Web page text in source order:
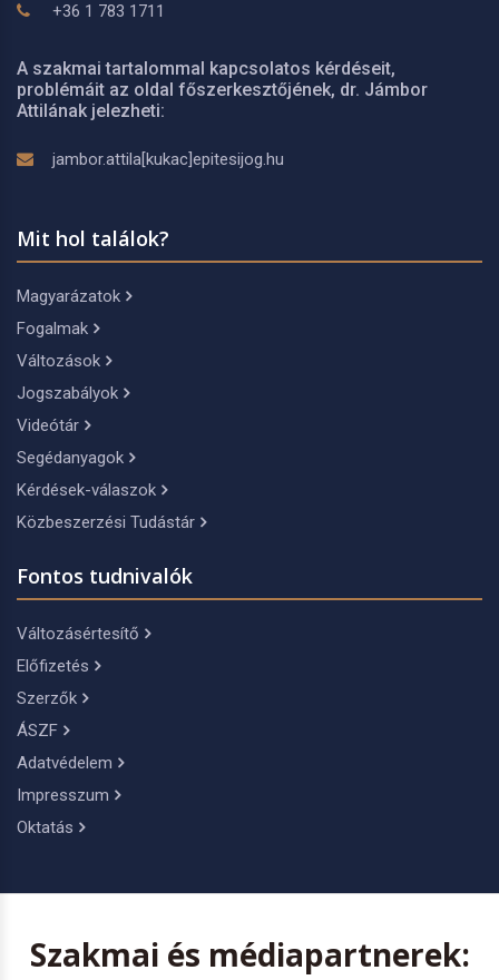
+36 1 783 1711
A szakmai tartalommal kapcsolatos kérdéseit,
problémáit az oldal főszerkesztőjének, dr. Jámbor
Attilának jelezheti:
jambor.attila[kukac]epitesijog.hu
Mit hol találok?
Magyarázatok
Fogalmak
Változások
Jogszabályok
Videótár
Segédanyagok
Kérdések-válaszok
Közbeszerzési Tudástár
Fontos tudnivalók
Változásértesítő
Előfizetés
Szerzők
ÁSZF
Adatvédelem
Impresszum
Oktatás
Szakmai és médiapartnerek: